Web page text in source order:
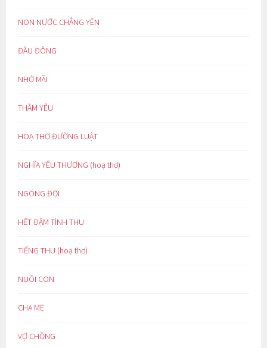
NON NƯỚC CHẲNG YÊN
ĐẦU ĐÔNG
NHỚ MÃI
THẦM YÊU
HOẠ THƠ ĐƯỜNG LUẬT
NGHĨA YÊU THƯƠNG (hoạ thơ)
NGÓNG ĐỢI
HẾT ĐẬM TÌNH THU
TIẾNG THU (hoạ thơ)
NUÔI CON
CHA MẸ
VỢ CHỒNG